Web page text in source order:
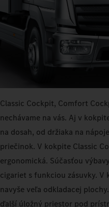
Classic Cockpit, Comfort
nechávame na vás. Aj v
na dosah, od držiaka na
priečinok. V kokpite Classic
ergonomická. Súčasťou
cigariet s funkciou zásuvky.
navyše veľa odkladacej
ďalší úložný priestor pod